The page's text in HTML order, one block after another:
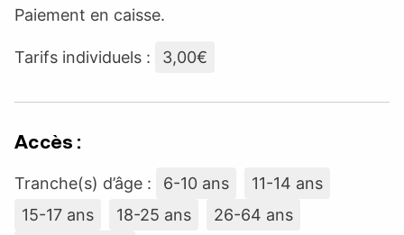
Paiement en caisse.
Tarifs individuels : 3,00€
Accès :
Tranche(s) d’âge : 6-10 ans
11-14 ans
15-17 ans
18-25 ans
26-64 ans